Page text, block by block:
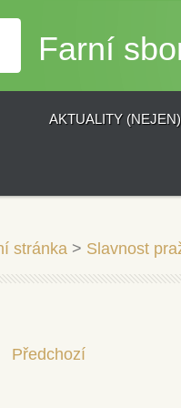
Farní
AKTUALITY
stránka > Slavnost
Předchozí